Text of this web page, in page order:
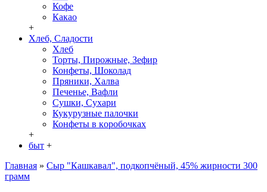
Кофе
Какао
+
Хлеб, Сладости
Хлеб
Торты, Пирожные, Зефир
Конфеты, Шоколад
Пряники, Халва
Печенье, Вафли
Сушки, Сухари
Кукурузные палочки
Конфеты в кoробочках
+
быт +
Главная » Сыр "Кашкавал", подкопчёный, 45% жирности 300
грамм